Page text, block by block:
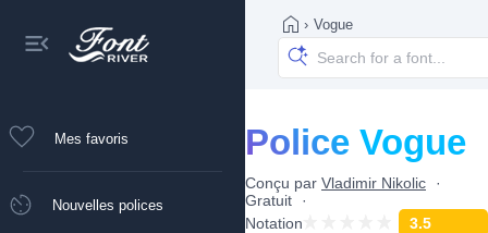
Mes favoris
Nouvelles polices
› Vogue
Police Vogue
Conçu par Vladimir Nikolic
Gratuit
Notation
3.5